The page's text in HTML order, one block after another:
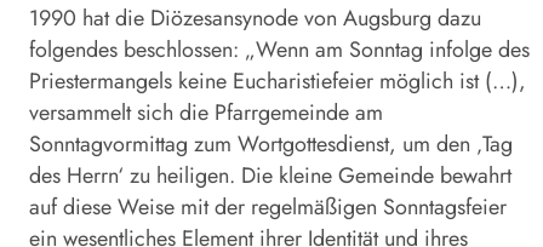
1990 hat die Diözesansynode von Augsburg dazu
folgendes beschlossen: „Wenn am Sonntag infolge des
Priestermangels keine Eucharistiefeier möglich ist (…),
versammelt sich die Pfarrgemeinde am
Sonntagvormittag zum Wortgottesdienst, um den ‚Tag
des Herrn‘ zu heiligen. Die kleine Gemeinde bewahrt
auf diese Weise mit der regelmäßigen Sonntagsfeier
ein wesentliches Element ihrer Identität und ihres